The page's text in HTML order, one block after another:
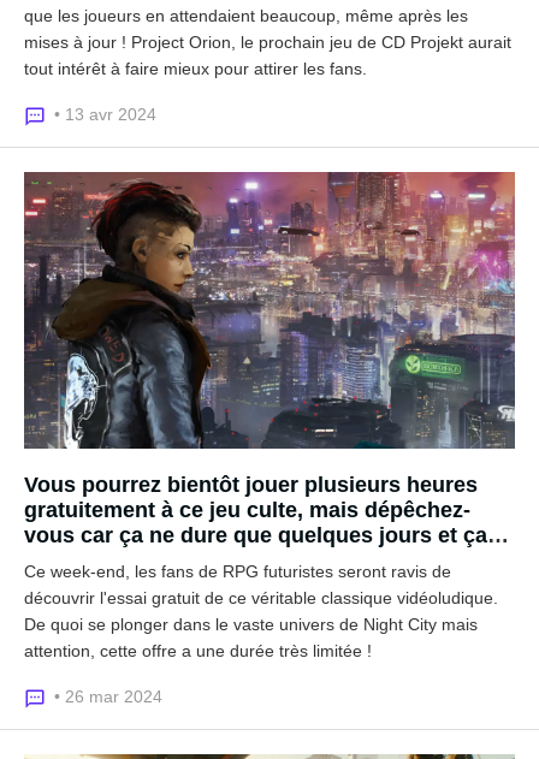
que les joueurs en attendaient beaucoup, même après les
mises à jour ! Project Orion, le prochain jeu de CD Projekt aurait
tout intérêt à faire mieux pour attirer les fans.
• 13 avr 2024
Vous pourrez bientôt jouer plusieurs heures
gratuitement à ce jeu culte, mais dépêchez-
vous car ça ne dure que quelques jours et ça
se passe sur PS5 et Xbox Series !
Ce week-end, les fans de RPG futuristes seront ravis de
découvrir l'essai gratuit de ce véritable classique vidéoludique.
De quoi se plonger dans le vaste univers de Night City mais
attention, cette offre a une durée très limitée !
• 26 mar 2024